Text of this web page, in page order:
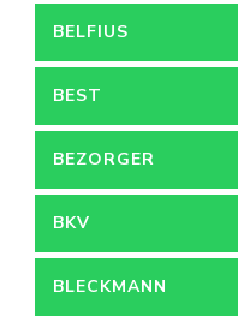
BELFIUS
BEST
BEZORGER
BKV
BLECKMANN